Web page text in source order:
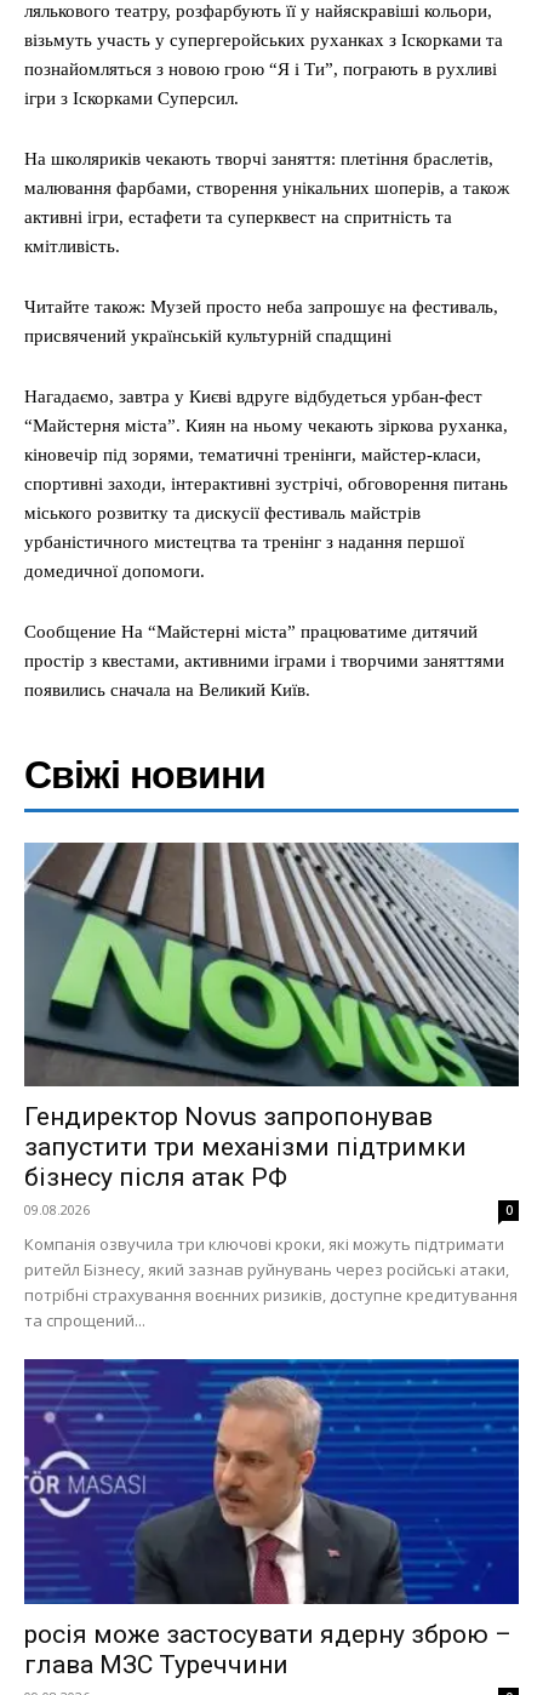
лялькового театру, розфарбують її у найяскравіші кольори,
візьмуть участь у супергеройських руханках з Іскорками та
познайомляться з новою грою “Я і Ти”, пограють в рухливі
ігри з Іскорками Суперсил.
На школяриків чекають творчі заняття: плетіння браслетів,
малювання фарбами, створення унікальних шоперів, а також
активні ігри, естафети та суперквест на спритність та
кмітливість.
Читайте також: Музей просто неба запрошує на фестиваль,
присвячений українській культурній спадщині
Нагадаємо, завтра у Києві вдруге відбудеться урбан-фест
“Майстерня міста”. Киян на ньому чекають зіркова руханка,
кіновечір під зорями, тематичні тренінги, майстер-класи,
спортивні заходи, інтерактивні зустрічі, обговорення питань
міського розвитку та дискусії фестиваль майстрів
урбаністичного мистецтва та тренінг з надання першої
домедичної допомоги.
Сообщение На “Майстерні міста” працюватиме дитячий
простір з квестами, активними іграми і творчими заняттями
появились сначала на Великий Київ.
Свіжі новини
Гендиректор Novus запропонував
запустити три механізми підтримки
бізнесу після атак РФ
09.08.2026 0
Компанія озвучила три ключові кроки, які можуть підтримати
ритейл Бізнесу, який зазнав руйнувань через російські атаки,
потрібні страхування воєнних ризиків, доступне кредитування
та спрощений...
росія може застосувати ядерну зброю –
глава МЗС Туреччини